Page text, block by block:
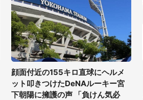
顔面付近の155キロ直球にヘルメ
ット叩きつけたDeNAルーキー宮
下朝陽に擁護の声 「負けん気必